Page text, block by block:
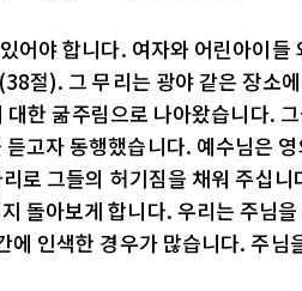
어야 합니다. 여자와 어린아이
절). 그 무리는 광야 같은 장소
한 굶주림으로 나아왔습니다.
고자 동행했습니다. 예수님은
로 그들의 허기짐을 채워 주십
돌아보게 합니다. 우리는 주님
에 인색한 경우가 많습니다. 주님